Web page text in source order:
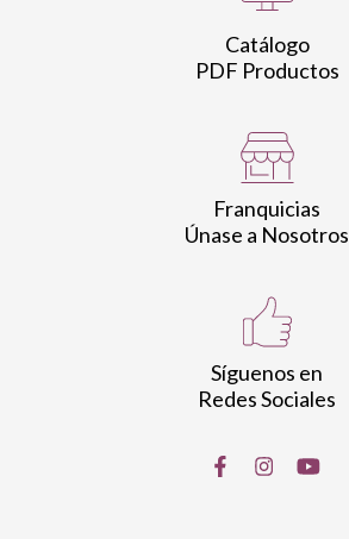
Catálogo
PDF Productos
Franquicias
Únase a Nosotros
Síguenos en
Redes Sociales